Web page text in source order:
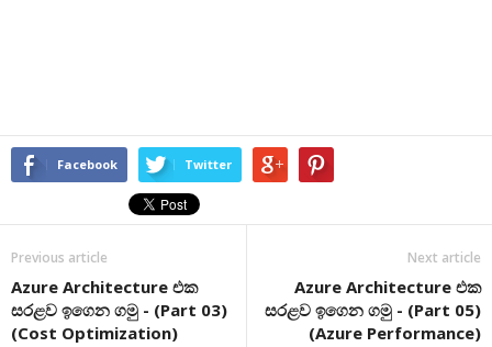
Facebook Twitter
Previous article
Azure Architecture එක
සරළව ඉගෙන ගමු - (Part 03)
(Cost Optimization)
Next article
Azure Architecture එක
සරළව ඉගෙන ගමු - (Part 05)
(Azure Performance)